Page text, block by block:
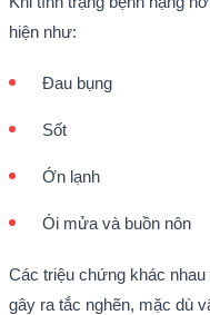
hiện như:
Đau bụng
Sốt
Ớn lạnh
Ói mửa và buồn nôn
Các triệu chứng khác
gây ra tắc nghẽn, mặc dù